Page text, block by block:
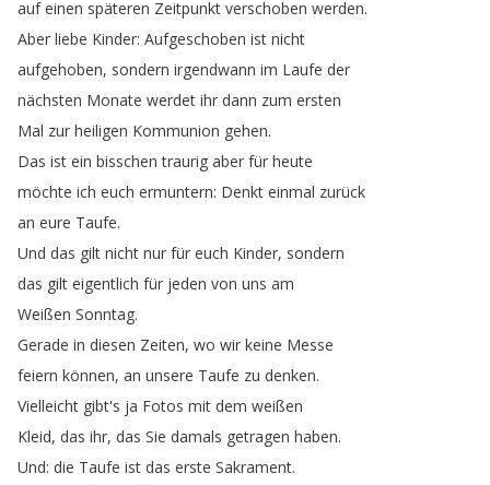
auf einen späteren Zeitpunkt verschoben werden.
Aber liebe Kinder: Aufgeschoben ist nicht
aufgehoben, sondern irgendwann im Laufe der
nächsten Monate werdet ihr dann zum ersten
Mal zur heiligen Kommunion gehen.
Das ist ein bisschen traurig aber für heute
möchte ich euch ermuntern: Denkt einmal zurück
an eure Taufe.
Und das gilt nicht nur für euch Kinder, sondern
das gilt eigentlich für jeden von uns am
Weißen Sonntag.
Gerade in diesen Zeiten, wo wir keine Messe
feiern können, an unsere Taufe zu denken.
Vielleicht gibt's ja Fotos mit dem weißen
Kleid, das ihr, das Sie damals getragen haben.
Und: die Taufe ist das erste Sakrament.